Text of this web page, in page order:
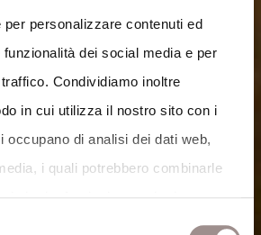
personalizzare contenuti ed
dei social media e per
Condividiamo inoltre
in cui utilizza il nostro sito con i
occupano di analisi dei dati web,
i quali potrebbero combinarle